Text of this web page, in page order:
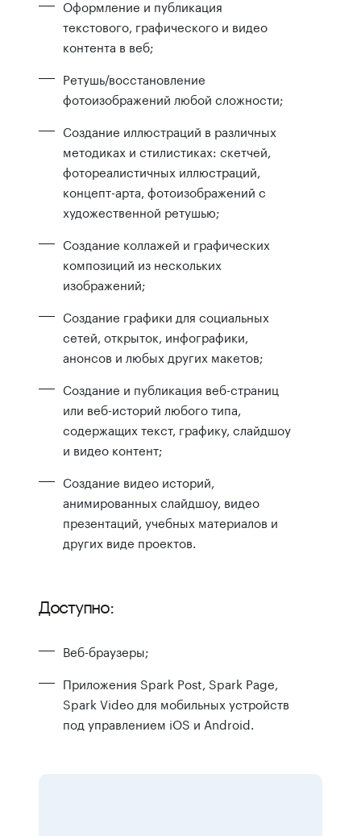
Оформление и публикация
текстового, графического и видео
контента в веб;
Ретушь/восстановление
фотоизображений любой сложности;
Создание иллюстраций в различных
методиках и стилистиках: скетчей,
фотореалистичных иллюстраций,
концепт-арта, фотоизображений с
художественной ретушью;
Создание коллажей и графических
композиций из нескольких
изображений;
Создание графики для социальных
сетей, открыток, инфографики,
анонсов и любых других макетов;
Создание и публикация веб-страниц
или веб-историй любого типа,
содержащих текст, графику, слайдшоу
и видео контент;
Создание видео историй,
анимированных слайдшоу, видео
презентаций, учебных материалов и
других виде проектов.
Доступно:
Веб-браузеры;
Приложения Spark Post, Spark Page,
Spark Video для мобильных устройств
под управлением iOS и Android.